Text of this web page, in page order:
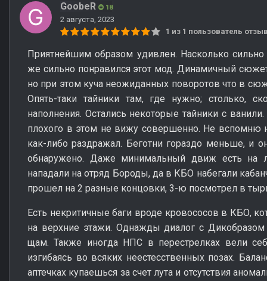
GoobeR 18
2 августа, 2023
1 из 1 пользователь
Приятнейшим образом удивлен. Насколько
же сильно понравился этот мод. Динамичный
но при этом куча неожиданных поворотов что в
Опять-таки тайники там, где нужно; столько,
наполнения. Остались некоторые тайники с
плохого в этом не вижу совершенно. Не вспомню
как-либо раздражал. Беготни гораздо меньше, и
обнаружено. Даже минимальный движ есть на
нападали на отряд Бороды, да в КБО набегали
прошел на 2 разные концовки, 3-ю посмотрел в
Есть некритичные баги вроде кровососов в КБО,
на верхние этажи. Однажды диалог с
щам. Также иногда НПС в перестрелках вели
изгибаясь во всяких неестесственных позах.
аптечках купаешься за счет лута и отсутствия